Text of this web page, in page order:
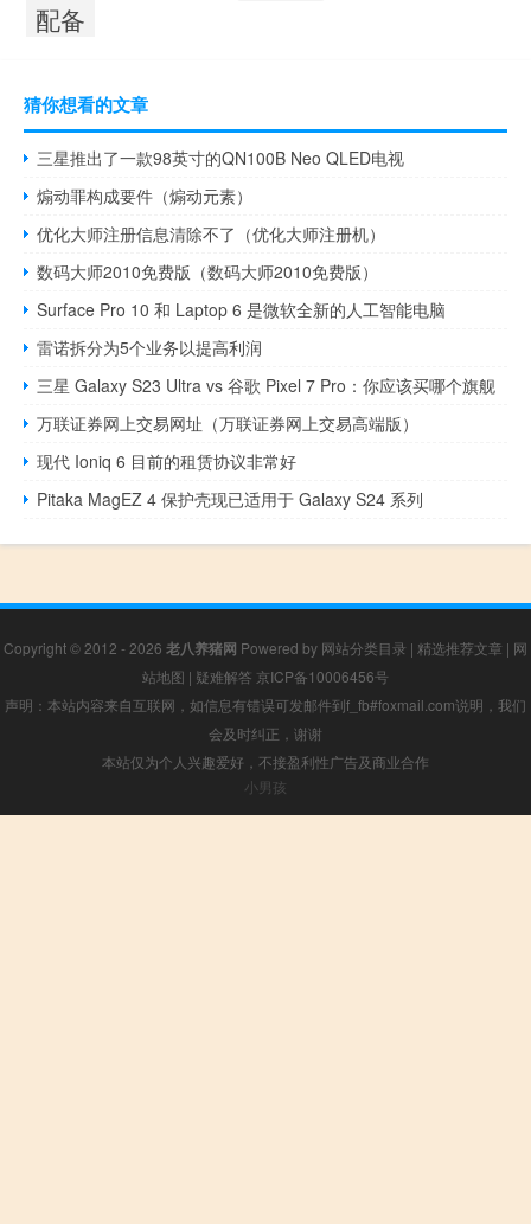
配备
猜你想看的文章
三星推出了一款98英寸的QN100B Neo QLED电视
煽动罪构成要件（煽动元素）
优化大师注册信息清除不了（优化大师注册机）
数码大师2010免费版（数码大师2010免费版）
Surface Pro 10 和 Laptop 6 是微软全新的人工智能电脑
雷诺拆分为5个业务以提高利润
三星 Galaxy S23 Ultra vs 谷歌 Pixel 7 Pro：你应该买哪个旗舰
万联证券网上交易网址（万联证券网上交易高端版）
现代 Ioniq 6 目前的租赁协议非常好
Pitaka MagEZ 4 保护壳现已适用于 Galaxy S24 系列
Copyright © 2012 - 2026 老八养猪网 Powered by 网站分类目录 | 精选推荐文章 | 网
站地图 | 疑难解答 京ICP备10006456号
声明：本站内容来自互联网，如信息有错误可发邮件到f_fb#foxmail.com说明，我们
会及时纠正，谢谢
本站仅为个人兴趣爱好，不接盈利性广告及商业合作
小男孩